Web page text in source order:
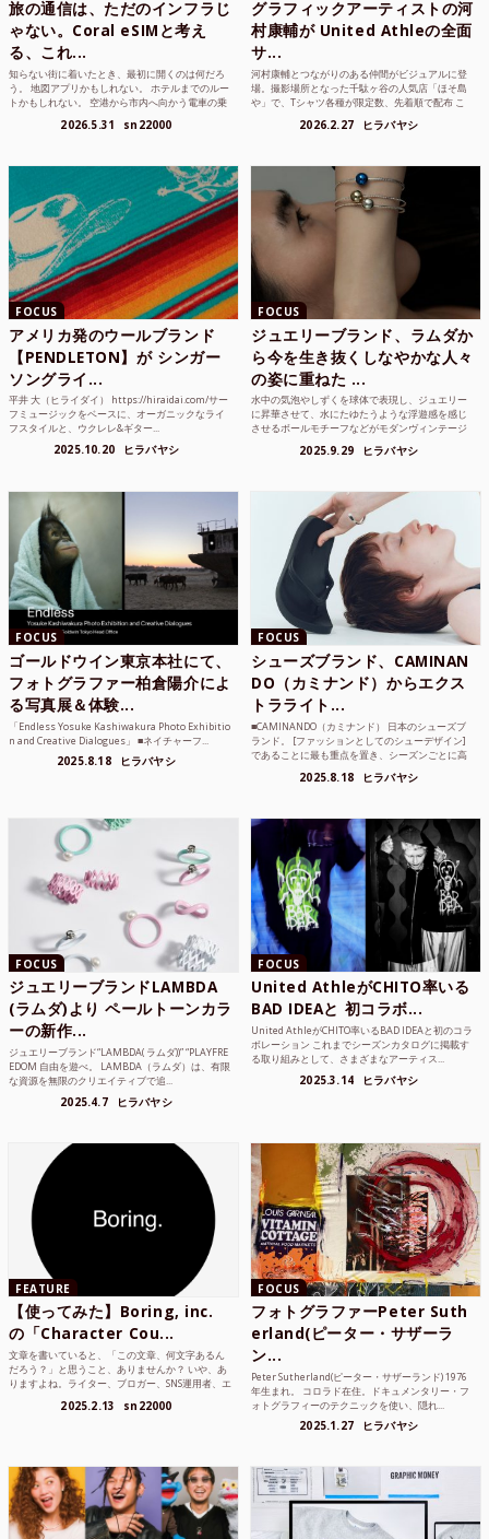
旅の通信は、ただのインフラじ
ゃない。Coral eSIMと考え
る、これ...
知らない街に着いたとき、最初に開くのは何だろ
う。 地図アプリかもしれない。 ホテルまでのルー
トかもしれない。 空港から市内へ向かう電車の乗
2026.5.31 sn22000
グラフィックアーティストの河
村康輔が United Athleの全面
サ...
河村康輔とつながりのある仲間がビジュアルに登
場。撮影場所となった千駄ヶ谷の人気店「ほそ島
や」で、Tシャツ各種が限定数、先着順で配布 こ
2026.2.27 ヒラバヤシ
FOCUS
アメリカ発のウールブランド
【PENDLETON】が シンガー
ソングライ...
平井 大（ヒライダイ） https://hiraidai.com/サー
フミュージックをベースに、オーガニックなライ
フスタイルと、ウクレレ&ギター...
2025.10.20 ヒラバヤシ
FOCUS
ジュエリーブランド、ラムダか
ら今を生き抜くしなやかな人々
の姿に重ねた ...
水中の気泡やしずくを球体で表現し、ジュエリー
に昇華させて、水にたゆたうような浮遊感を感じ
させるボールモチーフなどがモダンヴィンテージ
2025.9.29 ヒラバヤシ
FOCUS
ゴールドウイン東京本社にて、
フォトグラファー柏倉陽介によ
る写真展＆体験...
「Endless Yosuke Kashiwakura Photo Exhibitio
n and Creative Dialogues」 ■ネイチャーフ...
2025.8.18 ヒラバヤシ
FOCUS
シューズブランド、CAMINAN
DO（カミナンド）からエクス
トラライト...
■CAMINANDO（カミナンド） 日本のシューズブ
ランド。 [ファッションとしてのシューデザイン]
であることに最も重点を置き、シーズンごとに高
2025.8.18 ヒラバヤシ
FOCUS
ジュエリーブランドLAMBDA
(ラムダ)より ペールトーンカラ
ーの新作...
ジュエリーブランド“LAMBDA( ラムダ))” “PLAYFRE
EDOM 自由を遊べ。 LAMBDA（ラムダ）は、有限
な資源を無限のクリエイティブで追...
2025.4.7 ヒラバヤシ
FOCUS
United AthleがCHITO率いる
BAD IDEAと 初コラボ...
United AthleがCHITO率いるBAD IDEAと初のコラ
ボレーション これまでシーズンカタログに掲載す
る取り組みとして、さまざまなアーティス...
2025.3.14 ヒラバヤシ
FEATURE
【使ってみた】Boring, inc.
の「Character Cou...
文章を書いていると、「この文章、何文字あるん
だろう？」と思うこと、ありませんか？ いや、あ
りますよね。ライター、ブロガー、SNS運用者、エ
2025.2.13 sn22000
FOCUS
フォトグラファーPeter Suth
erland(ピーター・サザーラ
ン...
Peter Sutherland(ピーター・サザーランド) 1976
年生まれ。 コロラド在住。ドキュメンタリー・フ
ォトグラフィーのテクニックを使い、隠れ...
2025.1.27 ヒラバヤシ